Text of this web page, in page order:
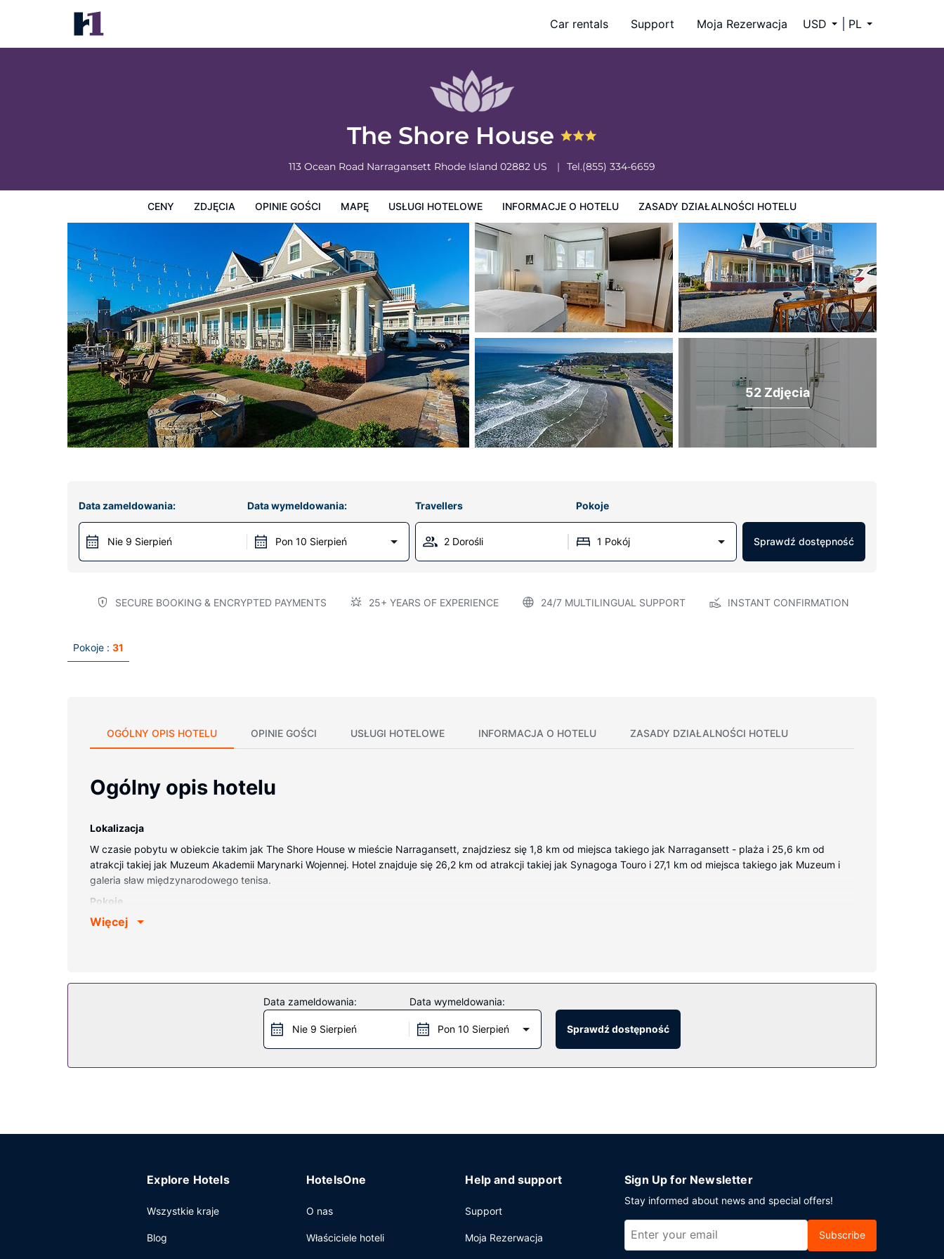
Car rentals Support Moja Rezerwacja USD PL
The Shore House
113 Ocean Road Narragansett Rhode Island 02882 US Tel.(855) 334-6659
CENY ZDJĘCIA OPINIE GOŚCI MAPĘ USŁUGI HOTELOWE INFORMACJE O HOTELU ZASADY DZIAŁALNOŚCI HOTELU
The Shore House
Ceny Zdjęcia Zasady działalności hotelu
52 Zdjęcia
Data zameldowania:
Nie 9 Sierpień
Data wymeldowania:
Pon 10 Sierpień
Travellers Pokoje
2 Dorośli 1 Pokój Sprawdź dostępność
SECURE BOOKING & ENCRYPTED PAYMENTS 25+ YEARS OF EXPERIENCE 24/7 MULTILINGUAL SUPPORT INSTANT CONFIRMATION
Pokoje : 31
OGÓLNY OPIS HOTELU OPINIE GOŚCI USŁUGI HOTELOWE INFORMACJA O HOTELU ZASADY DZIAŁALNOŚCI HOTELU
Ogólny opis hotelu
Lokalizacja
W czasie pobytu w obiekcie takim jak The Shore House w mieście Narragansett, znajdziesz się 1,8 km od miejsca takiego jak Narragansett - plaża i 25,6 km od
atrakcji takiej jak Muzeum Akademii Marynarki Wojennej. Hotel znajduje się 26,2 km od atrakcji takiej jak Synagoga Touro i 27,1 km od miejsca takiego jak Muzeum i
galeria sław międzynarodowego tenisa.
Pokoje
Poczuj się jak w domu w 31 oryginalnie udekorowane pokojach, których wyposażenie to lodówka i telewizor płaskoekranowy. Bezpłatny bezprzewodowy dostęp do
Do pokoju przylega taras, z którego roztacza się piękny widok. Dostępne są również takie udogodnienia, jak bezpłatny bezprzewodowy dostęp do internetu.
Spróbuj dań kuchni takiej jak owoce morza, którą serwuje restauracja Sea Craft, restauracja, gdzie znajduje się świetnie wyposażony bar/salon klubowy i gdzie
możesz podziwiać widok na ocean lub nawet zjeść posiłek na świeżym powietrzu. Hotel oferuje bezpłatne śniadanie kontynentalne codziennie od 6 do 10.
Więcej
Data zameldowania:
Nie 9 Sierpień
Data wymeldowania:
Pon 10 Sierpień Sprawdź dostępność
Explore Hotels
Wszystkie kraje
Blog
HotelsOne
O nas
Właściciele hoteli
Help and support
Support
Moja Rezerwacja
Sign Up for Newsletter
Stay informed about news and special offers!
Subscribe